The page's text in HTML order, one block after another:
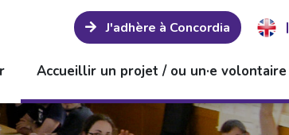
J'adhère à Concordia |
Accueillir un projet / ou un·e volontaire